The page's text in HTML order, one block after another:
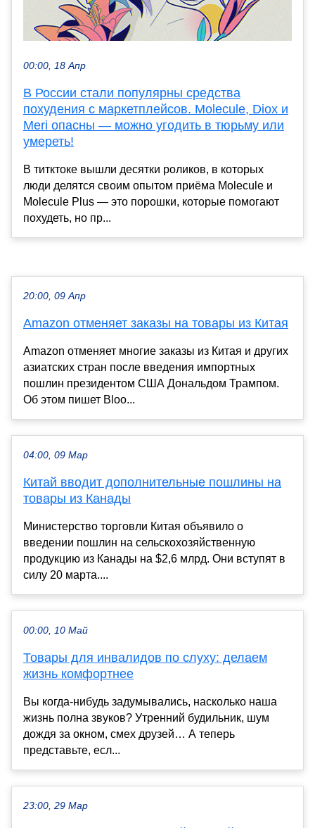
00:00, 18 Апр
В России стали популярны средства
похудения с маркетплейсов. Molecule, Diox и
Meri опасны — можно угодить в тюрьму или
умереть!
В титктоке вышли десятки роликов, в которых
люди делятся своим опытом приёма Molecule и
Molecule Plus — это порошки, которые помогают
похудеть, но пр...
20:00, 09 Апр
Amazon отменяет заказы на товары из Китая
Amazon отменяет многие заказы из Китая и других
азиатских стран после введения импортных
пошлин президентом США Дональдом Трампом.
Об этом пишет Bloo...
04:00, 09 Мар
Китай вводит дополнительные пошлины на
товары из Канады
Министерство торговли Китая объявило о
введении пошлин на сельскохозяйственную
продукцию из Канады на $2,6 млрд. Они вступят в
силу 20 марта....
00:00, 10 Май
Товары для инвалидов по слуху: делаем
жизнь комфортнее
Вы когда-нибудь задумывались, насколько наша
жизнь полна звуков? Утренний будильник, шум
дождя за окном, смех друзей… А теперь
представьте, есл...
23:00, 29 Мар